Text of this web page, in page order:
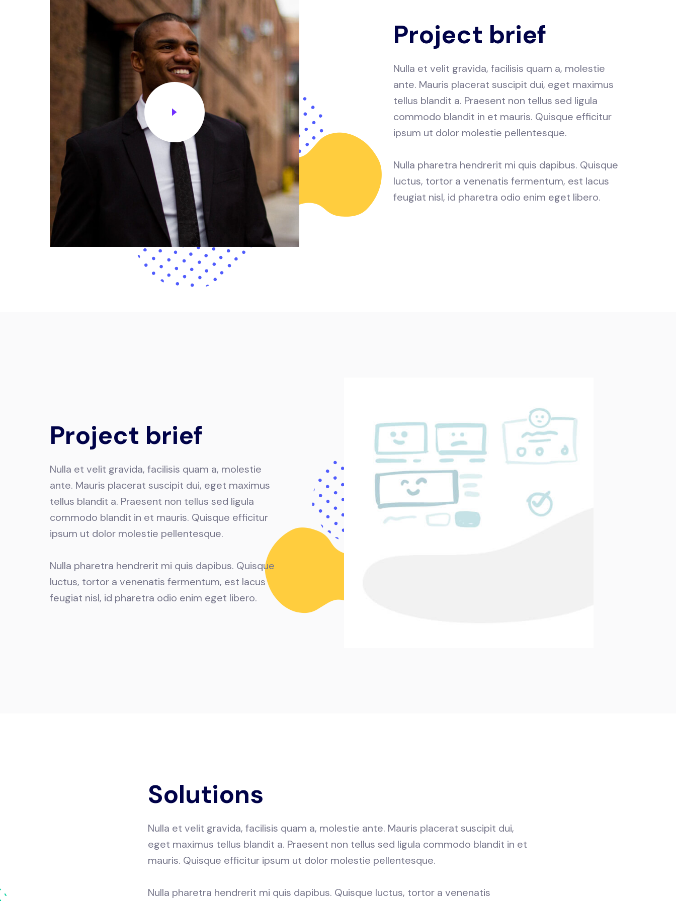
Project brief
Nulla et velit gravida, facilisis quam a, molestie
ante. Mauris placerat suscipit dui, eget maximus
tellus blandit a. Praesent non tellus sed ligula
commodo blandit in et mauris. Quisque efficitur
ipsum ut dolor molestie pellentesque.
Nulla pharetra hendrerit mi quis dapibus. Quisque
luctus, tortor a venenatis fermentum, est lacus
feugiat nisl, id pharetra odio enim eget libero.
Project brief
Nulla et velit gravida, facilisis quam a, molestie
ante. Mauris placerat suscipit dui, eget maximus
tellus blandit a. Praesent non tellus sed ligula
commodo blandit in et mauris. Quisque efficitur
ipsum ut dolor molestie pellentesque.
Nulla pharetra hendrerit mi quis dapibus. Quisque
luctus, tortor a venenatis fermentum, est lacus
feugiat nisl, id pharetra odio enim eget libero.
Solutions
Nulla et velit gravida, facilisis quam a, molestie ante. Mauris placerat suscipit dui,
eget maximus tellus blandit a. Praesent non tellus sed ligula commodo blandit in et
mauris. Quisque efficitur ipsum ut dolor molestie pellentesque.
Nulla pharetra hendrerit mi quis dapibus. Quisque luctus, tortor a venenatis